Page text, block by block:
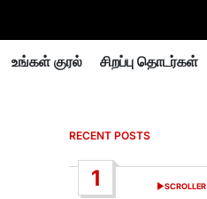
உங்கள் குரல் சிறப்பு தொடர்கள்
RECENT POSTS
1
POSTED
SCROLLER